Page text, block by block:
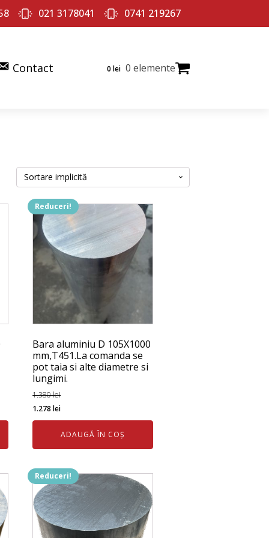
021 3178041 0741 219267
Contact 0 lei 0 elemente
Reduceri!
Bara aluminiu D 105X1000
mm,T451.La comanda se
pot taia si alte diametre si
lungimi.
1.380lei
Prețul
inițial
fost:
1.380 lei.
1.278leiPrețul
curent
este:
1.278 lei.
ADAUGĂ ÎN COȘ
Reduceri!